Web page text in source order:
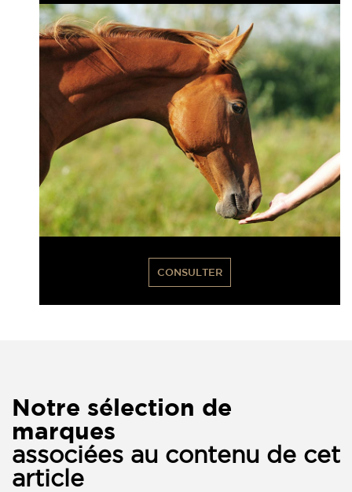
CONSULTER
Notre sélection de
marques
associées au contenu de cet
article